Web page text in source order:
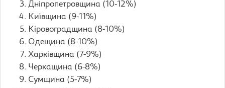
Дніпропетровщина (10-12%)
Київщина (9-11%)
Кіровоградщина (8-10%)
Одещина (8-10%)
Харківщина (7-9%)
Черкащина (6-8%)
Сумщина (5-7%)